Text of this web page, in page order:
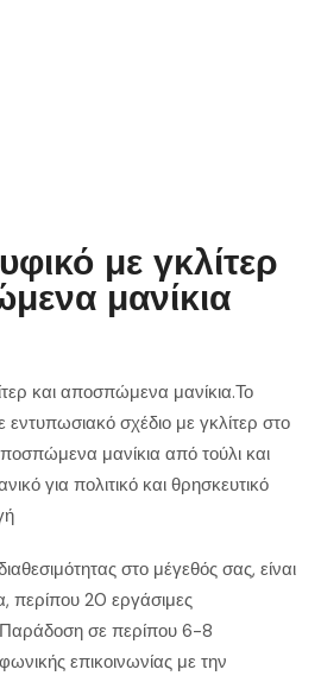
με γκλίτερ
μανίκια
και αποσπώμενα μανίκια.Το
εντυπωσιακό σχέδιο με γκλίτερ στο
μανίκια από τούλι και
για πολιτικό και θρησκευτικό
στο μέγεθός σας, είναι
περίπου 20 εργάσιμες
σε περίπου 6-8
επικοινωνίας με την